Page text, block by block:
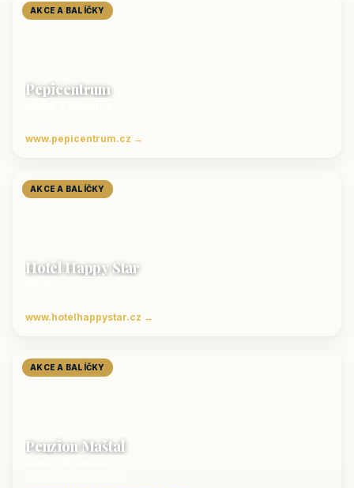
AKCE A BALÍČKY
Pepicentrum
www.pepicentrum.cz →
AKCE A BALÍČKY
Hotel Happy Star
www.hotelhappystar.cz →
AKCE A BALÍČKY
Penzion Maštal